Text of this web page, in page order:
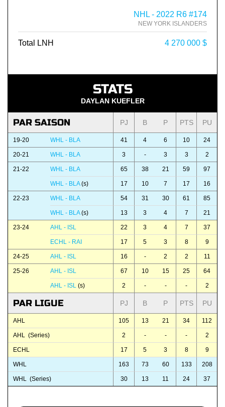
NHL - 2022 R6 #174
NEW YORK ISLANDERS
Total LNH 4 270 000 $
STATS
DAYLAN KUEFLER
PAR SAISON PJ B P PTS PU
19-20 WHL - BLA 41 4 6 10 24
20-21 WHL - BLA 3 - 3 3 2
21-22 WHL - BLA 65 38 21 59 97
WHL - BLA(s) 17 10 7 17 16
22-23 WHL - BLA 54 31 30 61 85
WHL - BLA(s) 13 3 4 7 21
23-24 AHL - ISL 22 3 4 7 37
ECHL - RAI 17 5 3 8 9
24-25 AHL - ISL 16 - 2 2 11
25-26 AHL - ISL 67 10 15 25 64
AHL - ISL (s) 2 - - - 2
PAR LIGUE PJ B P PTS PU
AHL 105 13 21 34 112
AHL (Series) 2 - - - 2
ECHL 17 5 3 8 9
WHL 163 73 60 133 208
WHL (Series) 30 13 11 24 37